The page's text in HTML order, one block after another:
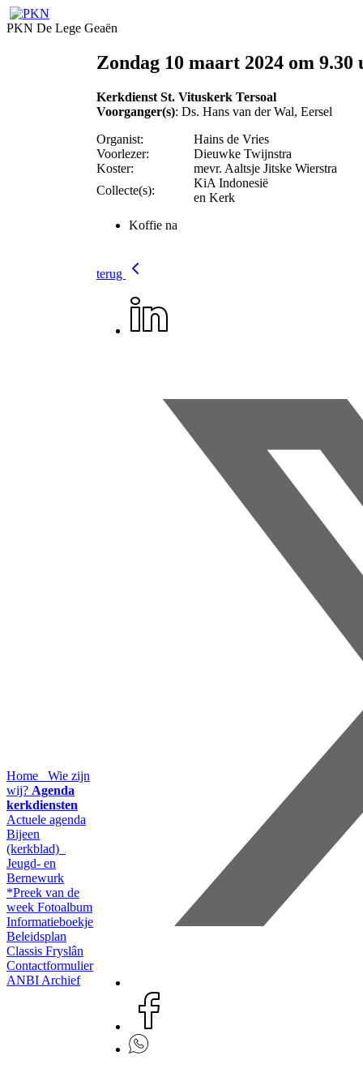
PKN De Lege Geaën
Home
Wie zijn
wij? Agenda
kerkdiensten
Actuele agenda
Bijeen
(kerkblad)
Jeugd- en
Bernewurk
*Preek van de
week Fotoalbum
Informatieboekje
Beleidsplan
Classis Fryslân
Contactformulier
ANBI Archief
Zondag 10 maart 2024 om 9.30
Kerkdienst St. Vituskerk Tersoal
Voorganger(s): Ds. Hans van der Wal, Eersel
Organist:
Hains de Vries
Voorlezer:
Dieuwke Twijnstra
Koster:
mevr. Aaltsje Jitske Wierstra
Collecte(s):
KiA Indonesië
en Kerk
Koffie na
terug